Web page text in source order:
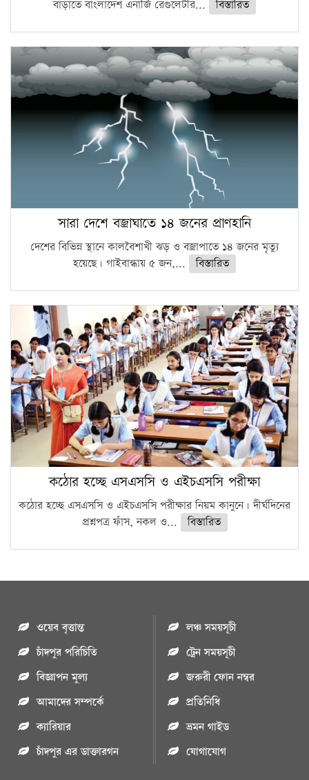
বাড়াতে বাংলাদেশ এনার্জি রেগুলেটরি...
বিস্তারিত
সারা দেশে বজ্রাঘাতে ১৪ জনের প্রাণহানি
দেশের বিভিন্ন স্থানে কালবৈশাখী ঝড় ও বজ্রাপাতে ১৪ জনের মৃত্যু
হয়েছে। গাইবান্ধায় ৫ জন,...
বিস্তারিত
কঠোর হচ্ছে এসএসসি ও এইচএসসি পরীক্ষা
কঠোর হচ্ছে এসএসসি ও এইচএসসি পরীক্ষার নিয়ম কানুনে। দীর্ঘদিনের
প্রশ্নপত্র ফাঁস, নকল ও...
বিস্তারিত
ওয়েব বৃত্তান্ত
চাঁদপুর পরিচিতি
বিজ্ঞাপন মুল্য
আমাদের সম্পর্কে
ক্যারিয়ার
চাঁদপুর এর ডাক্তারগন
লঞ্চ সময়সূচী
ট্রেন সময়সূচী
জরুরী ফোন নম্বর
প্রতিনিধি
ভ্রমন গাইড
যোগাযোগ